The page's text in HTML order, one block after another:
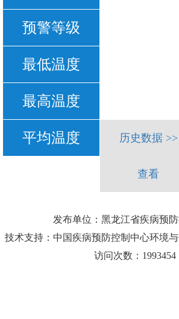
预警等级
最低温度
最高温度
平均温度 历史数据 >>
查看
发布单位：黑龙江省疾病预
技术支持：中国疾病预防控制中心环境
访问次数：1993454